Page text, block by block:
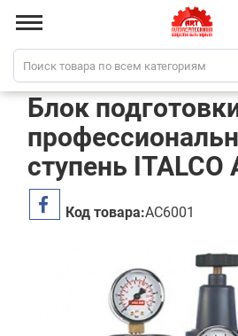
Блок
ступень ITALCO
Код товара:AC6001